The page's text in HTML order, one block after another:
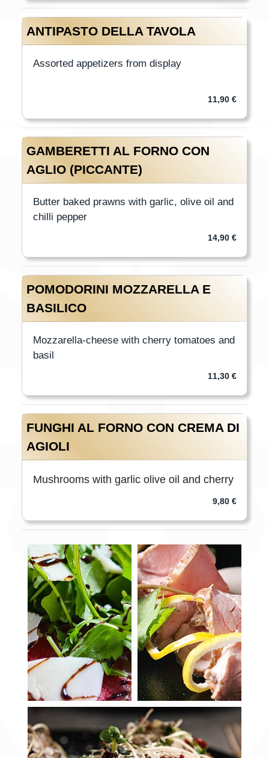
ANTIPASTO DELLA TAVOLA
Assorted appetizers from display
11,90 €
GAMBERETTI AL FORNO CON
AGLIO (PICCANTE)
Butter baked prawns with garlic, olive oil and
chilli pepper
14,90 €
POMODORINI MOZZARELLA E
BASILICO
Mozzarella-cheese with cherry tomatoes and
basil
11,30 €
FUNGHI AL FORNO CON CREMA DI
AGIOLI
Mushrooms with garlic olive oil and cherry
9,80 €